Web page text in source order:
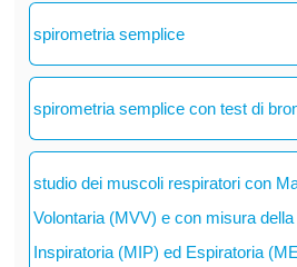
spirometria semplice
spirometria semplice con test di
studio dei muscoli respiratori con
Volontaria (MVV) e con misura
Inspiratoria (MIP) ed Espiratoria